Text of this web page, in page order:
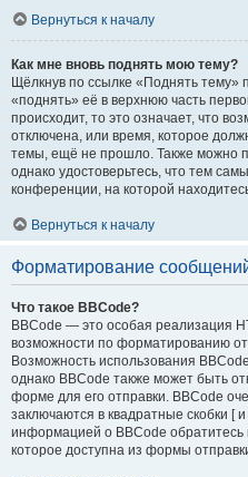
Вернуться к началу
Как мне вновь поднять мою тему?
Щёлкнув по ссылке «Поднять
«поднять» её в верхнюю часть
происходит, то это означает, что
отключена, или время, которое
темы, ещё не прошло. Также можно
однако удостоверьтесь, что тем
конференции, на которой
Вернуться к началу
Форматирование
Что такое BBCode?
BBCode — это особая реализация
возможности по форматированию
Возможность использования
однако BBCode также может быть
форме для его отправки. BBCode
заключаются в квадратные скобки [
информацией о BBCode обратитесь
которое доступна из формы